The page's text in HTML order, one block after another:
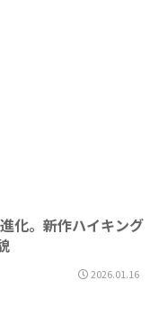
化。新作ハイキング
2026.01.16